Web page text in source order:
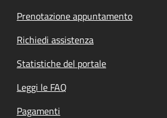
Prenotazione appuntamento
Richiedi assistenza
Statistiche del portale
Leggi le FAQ
Pagamenti